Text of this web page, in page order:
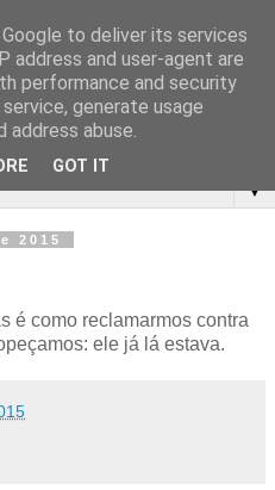
▼
2015
é como reclamarmos contra
ele já lá estava.
to deliver its services
address and user-agent are
performance and security
generate usage
abuse.
GOT IT